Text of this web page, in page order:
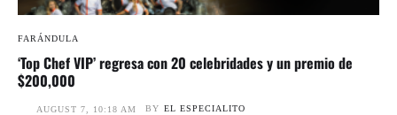
FARÁNDULA
‘Top Chef VIP’ regresa con 20 celebridades y un premio de
$200,000
AUGUST 7, 10:18 AM BY EL ESPECIALITO